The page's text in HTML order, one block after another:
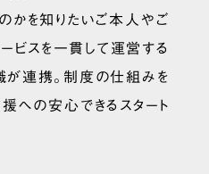
かを知りたいご本人やご
ビスを一貫して運営する
が連携。制度の仕組みを
への安心できるスタート